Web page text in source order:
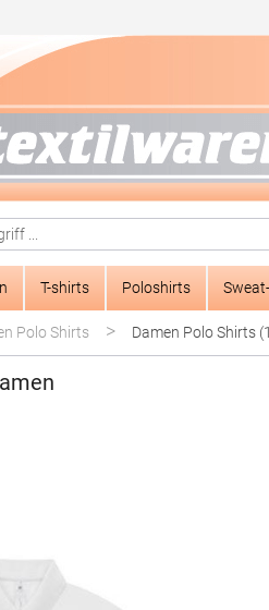
T-shirts Poloshirts
Polo Shirts > Damen Polo Shirts